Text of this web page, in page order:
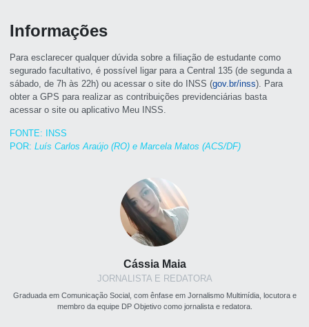
Cássia Maia
JORNALISTA E REDATORA
Graduada em Comunicação Social, com ênfase em Jornalismo Multimídia, locutora e
membro da equipe DP Objetivo como jornalista e redatora.
Informações
Para esclarecer qualquer dúvida sobre a filiação de estudante como
segurado facultativo, é possível ligar para a Central 135 (de segunda a
sábado, de 7h às 22h) ou acessar o site do INSS (gov.br/inss). Para
obter a GPS para realizar as contribuições previdenciárias basta
acessar o site ou aplicativo Meu INSS.
FONTE: INSS
POR:Luís Carlos Araújo (RO) e Marcela Matos (ACS/DF)